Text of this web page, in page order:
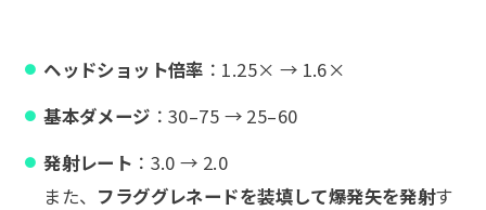
ヘッドショット倍率 ：1.25× → 1.6×
基本ダメージ ：30–75 → 25–60
発射レート ：3.0 → 2.0
また、 フラググレネードを装填して爆発矢を発射す